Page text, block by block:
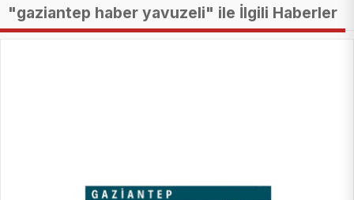
"gaziantep haber yavuzeli" ile İlgili Haberler